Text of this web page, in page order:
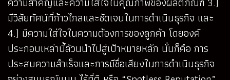
มีวิสัยทัศน์ที่ก้าวไกลและชัดเจนในการดำเนินธุรกิจ และ
4.) มีความใส่ใจในความต้องการของลูกค้า โดยองค์
ประกอบเหล่านี้ล้วนนำไปสู่เป้าหมายหลัก นั่นก็คือ การ
ประสบความสำเร็จและการมีชื่อเสียงในการดำเนินธุรกิจ